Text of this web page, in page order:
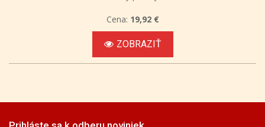
Cena: 19,92 €
ZOBRAZIŤ